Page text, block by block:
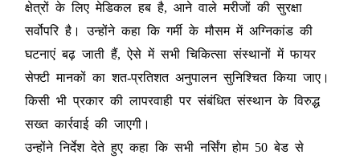
क्षेत्रों के लिए मेडिकल हब है, आने वाले मरीजों की सुरक्षा
सर्वोपरि है। उन्होंने कहा कि गर्मी के मौसम में अग्निकांड की
घटनाएं बढ़ जाती हैं, ऐसे में सभी चिकित्सा संस्थानों में फायर
सेफ्टी मानकों का शत-प्रतिशत अनुपालन सुनिश्चित किया जाए।
किसी भी प्रकार की लापरवाही पर संबंधित संस्थान के विरुद्ध
सख्त कार्रवाई की जाएगी।
उन्होंने निर्देश देते हुए कहा कि सभी नर्सिंग होम 50 बेड से